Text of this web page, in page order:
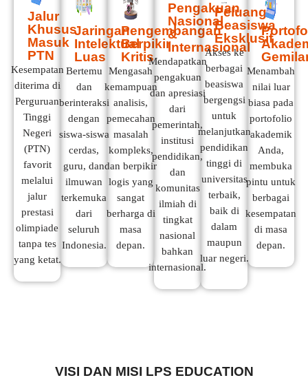
Jalur
Khusus
Masuk
PTN
Kesempatan
diterima di
Perguruan
Tinggi
Negeri
(PTN)
favorit
melalui
jalur
prestasi
olimpiade
tanpa tes
yang ketat.
Jaringan
Intelektual
Luas
Bertemu
dan
berinteraksi
dengan
siswa-siswa
cerdas,
guru, dan
ilmuwan
terkemuka
dari
seluruh
Indonesia.
Pengembangan
Berpikir
Kritis
Mengasah
kemampuan
analisis,
pemecahan
masalah
kompleks,
dan berpikir
logis yang
sangat
berharga di
masa
depan.
Pengakuan
Nasional
&
Internasional
Mendapatkan
pengakuan
dan apresiasi
dari
pemerintah,
institusi
pendidikan,
dan
komunitas
ilmiah di
tingkat
nasional
bahkan
internasional.
Peluang
Beasiswa
Eksklusif
Akses ke
berbagai
beasiswa
bergengsi
untuk
melanjutkan
pendidikan
tinggi di
universitas
terbaik,
baik di
dalam
maupun
luar negeri.
Menambah
nilai luar
biasa pada
portofolio
akademik
Anda,
membuka
pintu untuk
berbagai
kesempatan
di masa
depan.
VISI DAN MISI LPS EDUCATION